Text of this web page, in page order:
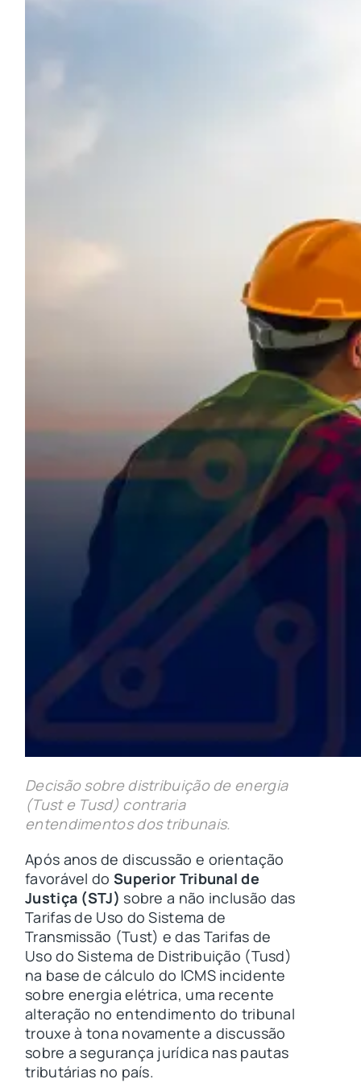
Decisão sobre distribuição de energia
(Tust e Tusd) contraria
entendimentos dos tribunais.
Após anos de discussão e orientação
favorável do Superior Tribunal de
Justiça (STJ) sobre a não inclusão das
Tarifas de Uso do Sistema de
Transmissão (Tust) e das Tarifas de
Uso do Sistema de Distribuição (Tusd)
na base de cálculo do ICMS incidente
sobre energia elétrica, uma recente
alteração no entendimento do tribunal
trouxe à tona novamente a discussão
sobre a segurança jurídica nas pautas
tributárias no país.